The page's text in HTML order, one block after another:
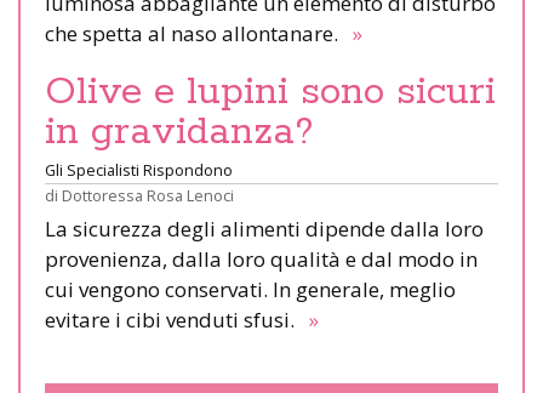
che spetta al naso allontanare. »
Olive e lupini sono sicuri
in gravidanza?
Gli Specialisti Rispondono
di Dottoressa Rosa Lenoci
La sicurezza degli alimenti dipende dalla loro
provenienza, dalla loro qualità e dal modo in
cui vengono conservati. In generale, meglio
evitare i cibi venduti sfusi. »